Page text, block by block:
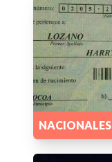
NACIONALES